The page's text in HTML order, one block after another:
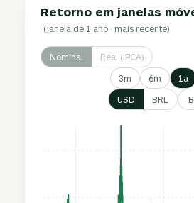
Retorno em janelas
(janela de 1 ano · mais recente)
Nominal Real (IPCA)
3m 6m 1a
USD BRL